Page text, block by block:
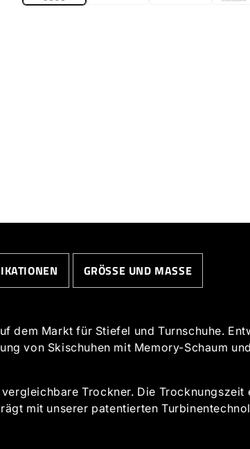
GRÖSSE UND MASSE
dem Markt für Stiefel und Turnschuhe.
von Skischuhen mit Memory-Schaum und
Trockner. Die Trocknungszeit
mit unserer patentierten